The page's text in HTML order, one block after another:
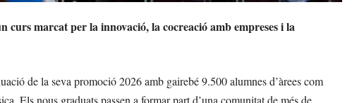
marcat per la innovació, la cocreació amb empreses i la
de la seva promoció 2026 amb gairebé 9.500 alumnes d’àrees com
Els nous graduats passen a formar part d’una comunitat de més de